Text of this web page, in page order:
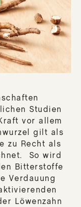
Studien
vor allem
gilt als
zu Recht als
So wird
Bitterstoffe
Verdauung
Löwenzahn